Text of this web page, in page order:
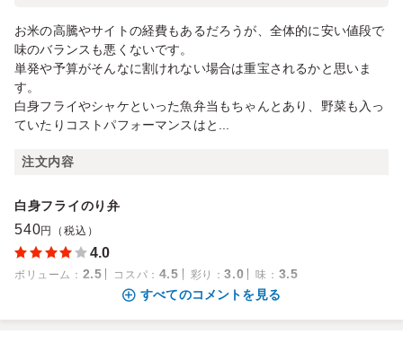
お米の高騰やサイトの経費もあるだろうが、全体的に安い値段で
味のバランスも悪くないです。
単発や予算がそんなに割けれない場合は重宝されるかと思いま
す。
白身フライやシャケといった魚弁当もちゃんとあり、野菜も入っ
ていたりコストパフォーマンスはと...
注文内容
白身フライのり弁
540円（税込）
4.0
ボリューム ： 2.5 コスパ ： 4.5 彩り ：3.0 味 ： 3.5
すべてのコメントを見る